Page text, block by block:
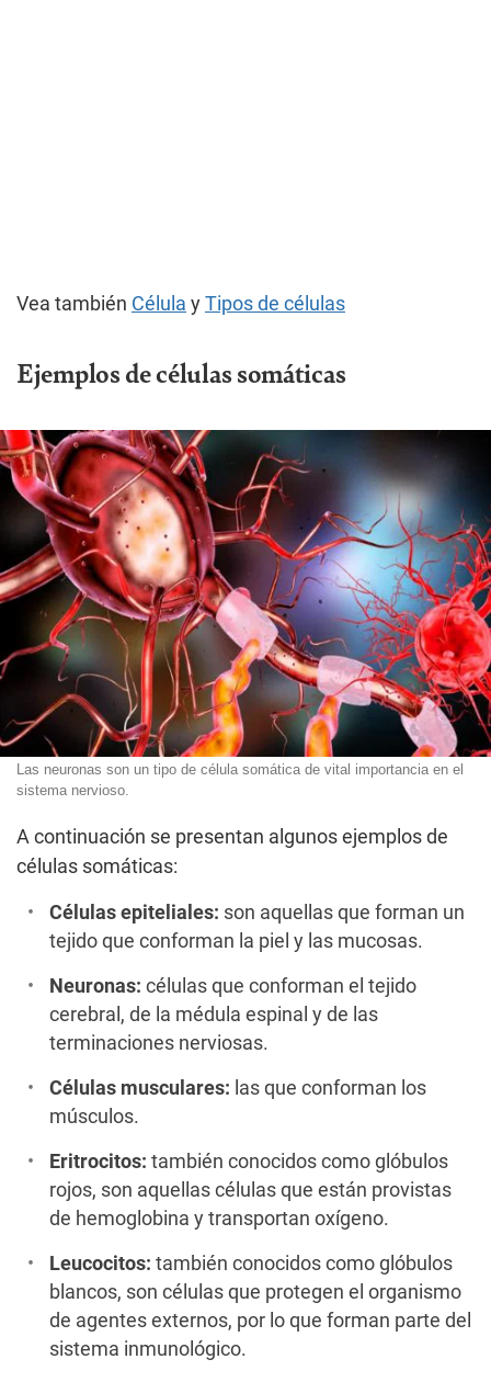
Vea también Célula y Tipos de células
Ejemplos de células somáticas
Las neuronas son un tipo de célula somática de vital importancia en el
sistema nervioso.
A continuación se presentan algunos ejemplos de
células somáticas:
Células epiteliales: son aquellas que forman un
tejido que conforman la piel y las mucosas.
Neuronas: células que conforman el tejido
cerebral, de la médula espinal y de las
terminaciones nerviosas.
Células musculares: las que conforman los
músculos.
Eritrocitos: también conocidos como glóbulos
rojos, son aquellas células que están provistas
de hemoglobina y transportan oxígeno.
Leucocitos: también conocidos como glóbulos
blancos, son células que protegen el organismo
de agentes externos, por lo que forman parte del
sistema inmunológico.